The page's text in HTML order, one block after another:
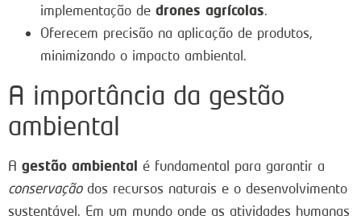
implementação de drones agrícolas.
Oferecem precisão na aplicação de produtos,
minimizando o impacto ambiental.
A importância da gestão
ambiental
A gestão ambiental é fundamental para garantir a
conservaçãodos recursos naturais e o desenvolvimento
sustentável. Em um mundo onde as atividades humanas